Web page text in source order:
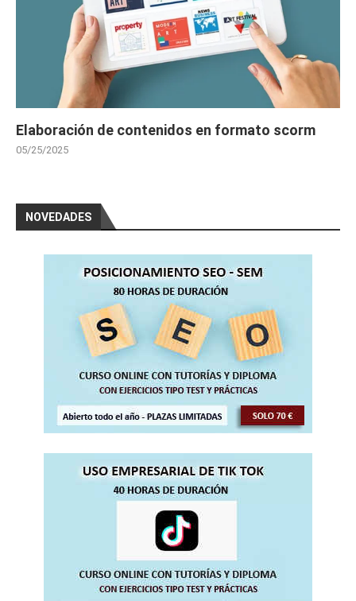
Elaboración de contenidos en formato scorm
05/25/2025
NOVEDADES